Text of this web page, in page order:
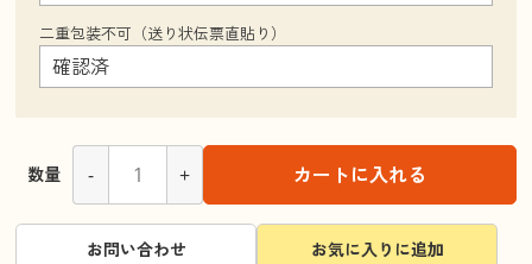
二重包装不可（送り状伝票直貼り）
数量 - + カートに入れる
お問い合わせ お気に入りに追加